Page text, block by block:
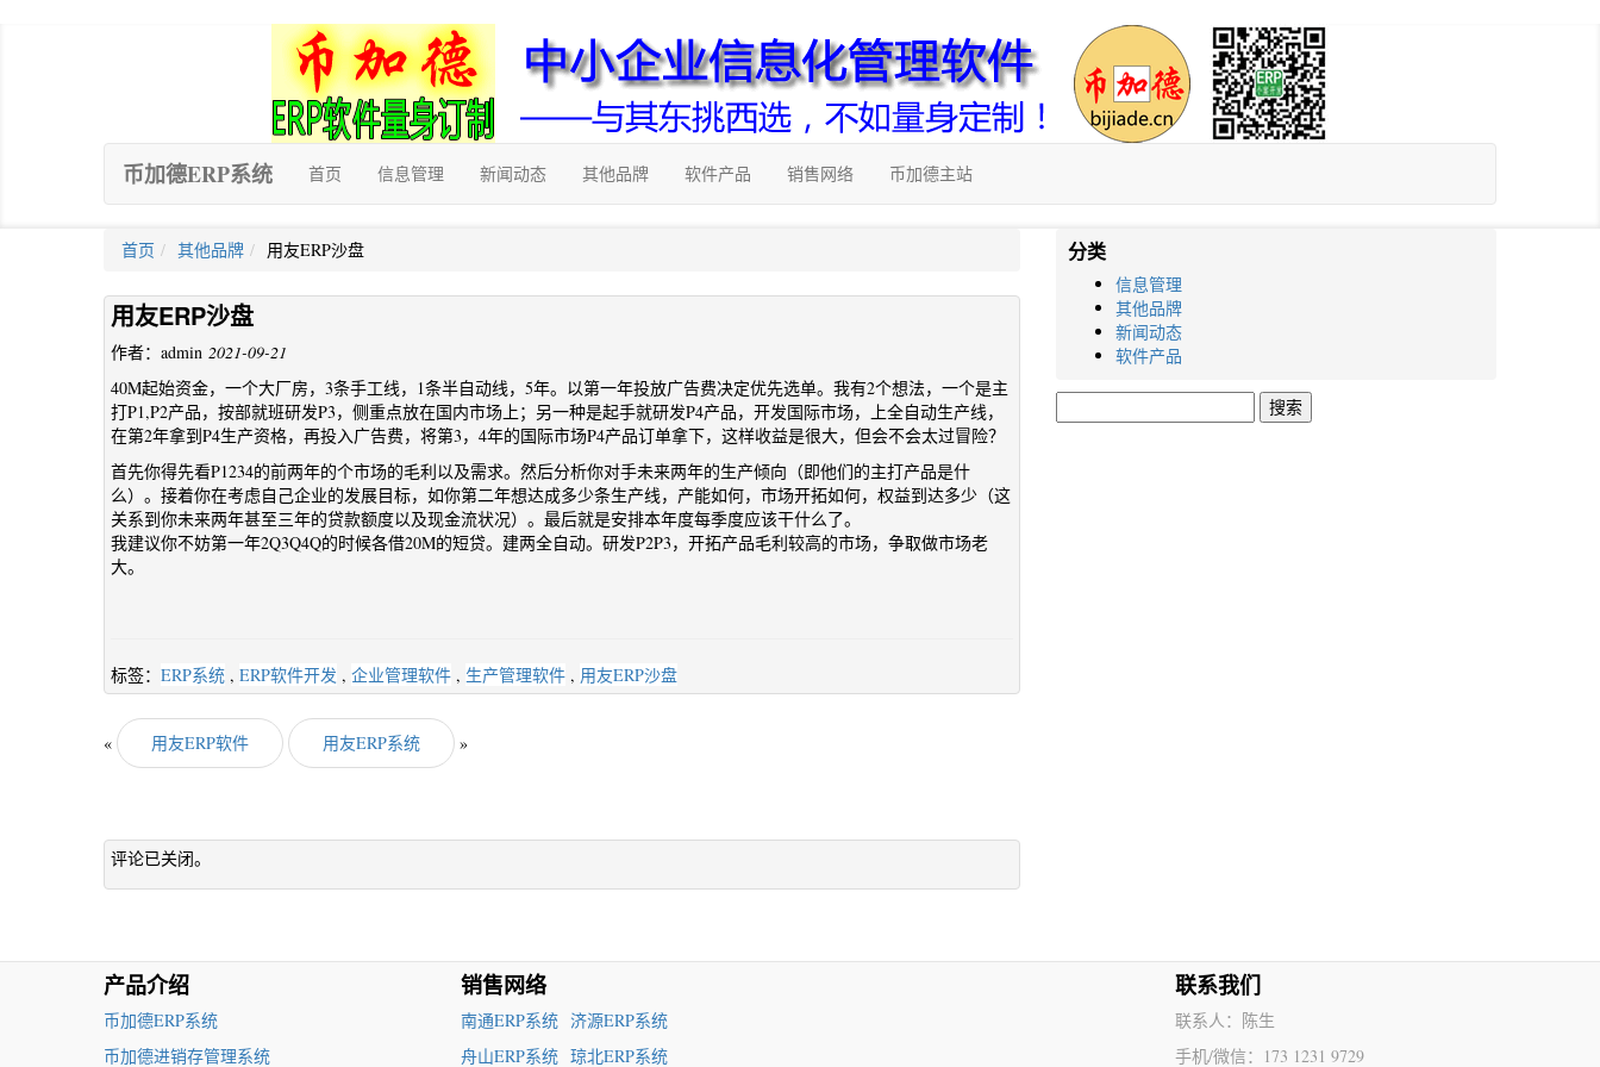
币加德ERP系统 首页 信息管理 新闻动态 其他品牌 软件产品 销售网络 币加德主站
首页 其他品牌 用友ERP沙盘
用友ERP沙盘
作者：admin 2021-09-21
40M起始资金，一个大厂房，3条手工线，1条半自动线，5年。以第一年投放广告费决定优先选单。我有2个想法，一个是主
打P1,P2产品，按部就班研发P3，侧重点放在国内市场上；另一种是起手就研发P4产品，开发国际市场，上全自动生产线，
在第2年拿到P4生产资格，再投入广告费，将第3，4年的国际市场P4产品订单拿下，这样收益是很大，但会不会太过冒险？
首先你得先看P1234的前两年的个市场的毛利以及需求。然后分析你对手未来两年的生产倾向（即他们的主打产品是什
么）。接着你在考虑自己企业的发展目标，如你第二年想达成多少条生产线，产能如何，市场开拓如何，权益到达多少（这
关系到你未来两年甚至三年的贷款额度以及现金流状况）。最后就是安排本年度每季度应该干什么了。
我建议你不妨第一年2Q3Q4Q的时候各借20M的短贷。建两全自动。研发P2P3，开拓产品毛利较高的市场，争取做市场老
大。
标签： ERP系统 , ERP软件开发 , 企业管理软件 , 生产管理软件 , 用友ERP沙盘
« 用友ERP软件 用友ERP系统 »
评论已关闭。
分类
信息管理
其他品牌
新闻动态
软件产品
索：
产品介绍
币加德ERP系统
币加德进销存管理系统
销售网络
南通ERP系统 济源ERP系统
舟山ERP系统 琼北ERP系统
联系我们
联系人：陈生
手机/微信：173 1231 9729